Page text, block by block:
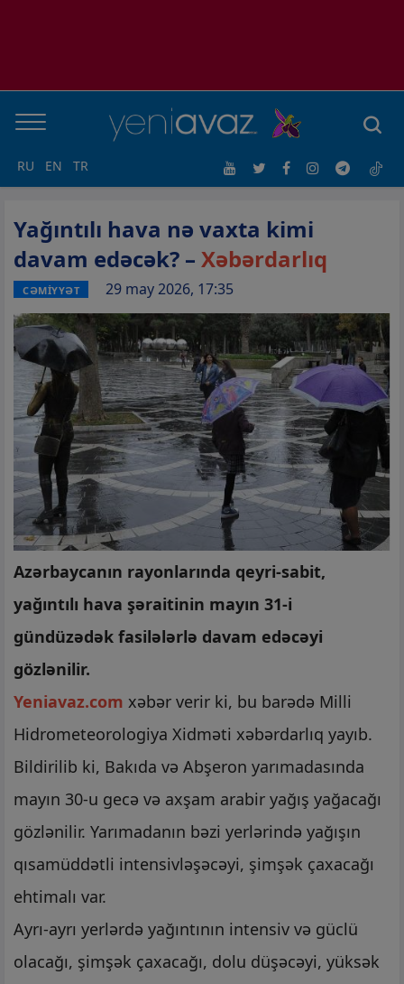
RU EN TR
Yağıntılı hava nə vaxta kimi
davam edəcək? – Xəbərdarlıq
CƏMİYYƏT 29 may 2026, 17:35
Azərbaycanın rayonlarında qeyri-sabit,
yağıntılı hava şəraitinin mayın 31-i
gündüzədək fasilələrlə davam edəcəyi
gözlənilir.
Yeniavaz.com xəbər verir ki, bu barədə Milli
Hidrometeorologiya Xidməti xəbərdarlıq yayıb.
Bildirilib ki, Bakıda və Abşeron yarımadasında
mayın 30-u gecə və axşam arabir yağış yağacağı
gözlənilir. Yarımadanın bəzi yerlərində yağışın
qısamüddətli intensivləşəcəyi, şimşək çaxacağı
ehtimalı var.
Ayrı-ayrı yerlərdə yağıntının intensiv və güclü
olacağı, şimşək çaxacağı, dolu düşəcəyi, yüksək